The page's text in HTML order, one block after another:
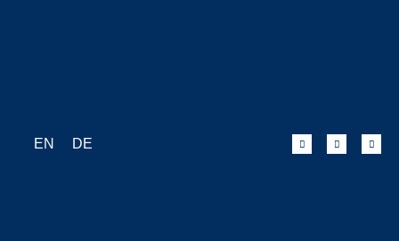
EN DE